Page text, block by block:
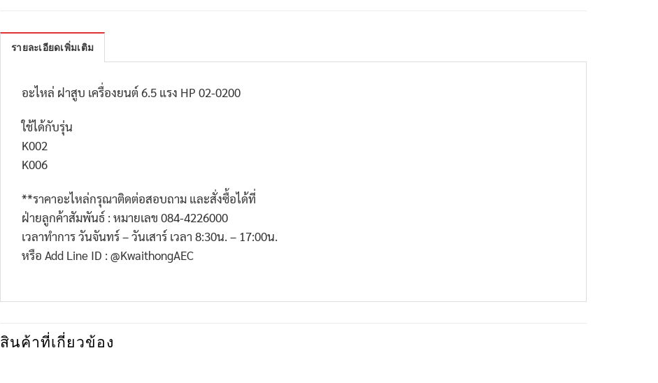
รายละเอียดเพิ่มเติม
อะไหล่ ฝาสูบ เครื่องยนต์ 6.5 แรง HP 02-0200
ใช้ได้กับรุ่น
K002
K006
**ราคาอะไหล่กรุณาติดต่อสอบถาม และสั่งซื้อได้ที่
ฝ่ายลูกค้าสัมพันธ์ : หมายเลข 084-4226000
เวลาทำการ วันจันทร์ – วันเสาร์ เวลา 8:30น. – 17:00น.
หรือ Add Line ID : @KwaithongAEC
สินค้าที่เกี่ยวข้อง